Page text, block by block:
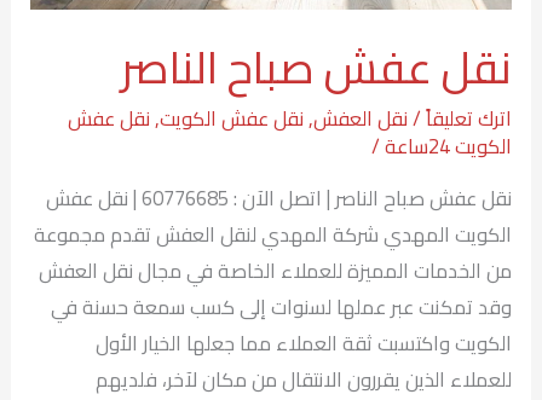
نقل عفش صباح الناصر
اترك تعليقاً/نقل العفش,نقل عفش الكويت,نقل عفش
الكويت 24ساعة
/
نقل عفش صباح الناصر | اتصل الآن : 60776685 | نقل عفش
الكويت المهدي شركة المهدي لنقل العفش تقدم مجموعة
من الخدمات المميزة للعملاء الخاصة في مجال نقل العفش
وقد تمكنت عبر عملها لسنوات إلى كسب سمعة حسنة في
الكويت واكتسبت ثقة العملاء مما جعلها الخيار الأول
للعملاء الذين يقررون الانتقال من مكان لآخر، فلديهم